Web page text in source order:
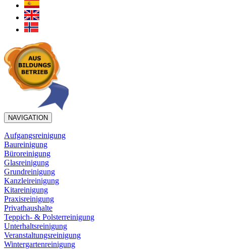
NAVIGATION
Aufgangsreinigung
Baureinigung
Büroreinigung
Glasreinigung
Grundreinigung
Kanzleireinigung
Kitareinigung
Praxisreinigung
Privathaushalte
Teppich- & Polsterreinigung
Unterhaltsreinigung
Veranstaltungsreinigung
Wintergartenreinigung